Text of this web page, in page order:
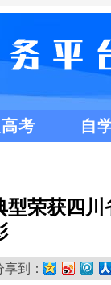
考 自
荣获四
享到：